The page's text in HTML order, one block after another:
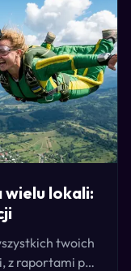
wielu lokali:
twoich
z raportami per